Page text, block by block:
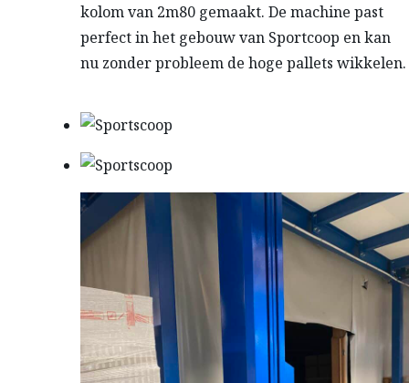
kolom van 2m80 gemaakt. De machine past
perfect in het gebouw van Sportcoop en kan
nu zonder probleem de hoge pallets wikkelen.